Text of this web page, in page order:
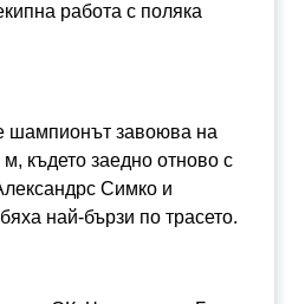
работа с поляка
шампионът завоюва на
където заедно отново с
Симко и
най-бързи по трасето.